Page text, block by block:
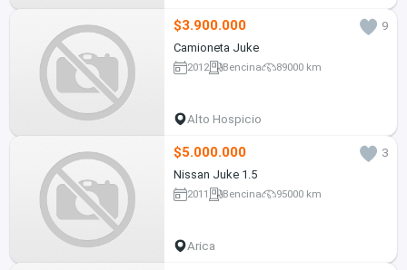
$3.900.000
9
Camioneta Juke
2012 Bencina 89000 km
Alto Hospicio
$5.000.000
3
Nissan Juke 1.5
2011 Bencina 95000 km
Arica